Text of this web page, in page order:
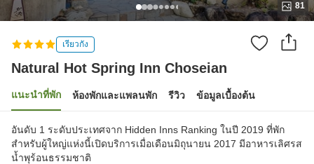
81
เรียวกัง
Natural Hot Spring Inn Choseian
แนะนำที่พัก ห้องพักและแพลนพัก รีวิว ข้อมูลเบื้องต้น
อันดับ 1 ระดับประเทศจาก Hidden Inns Ranking ในปี 2019 ที่พัก
สำหรับผู้ใหญ่แห่งนี้เปิดบริการเมื่อเดือนมิถุนายน 2017 มีอาหารเลิศรส
น้ำพุร้อนธรรมชาติ